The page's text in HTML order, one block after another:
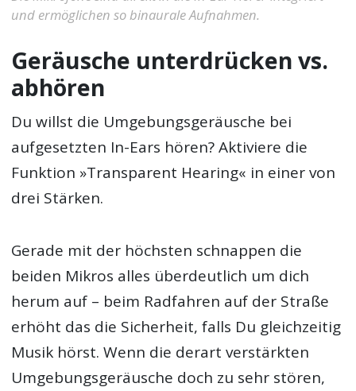
und ermöglichen so binaurale Aufnahmen.
Geräusche unterdrücken vs.
abhören
Du willst die Umgebungsgeräusche bei
aufgesetzten In-Ears hören? Aktiviere die
Funktion »Transparent Hearing« in einer von
drei Stärken.
Gerade mit der höchsten schnappen die
beiden Mikros alles überdeutlich um dich
herum auf – beim Radfahren auf der Straße
erhöht das die Sicherheit, falls Du gleichzeitig
Musik hörst. Wenn die derart verstärkten
Umgebungsgeräusche doch zu sehr stören,